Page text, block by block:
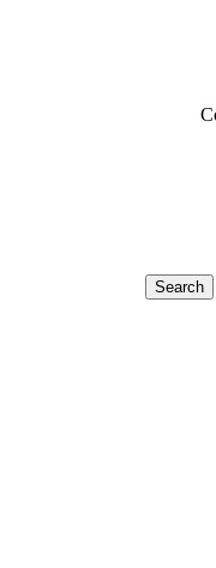
Search